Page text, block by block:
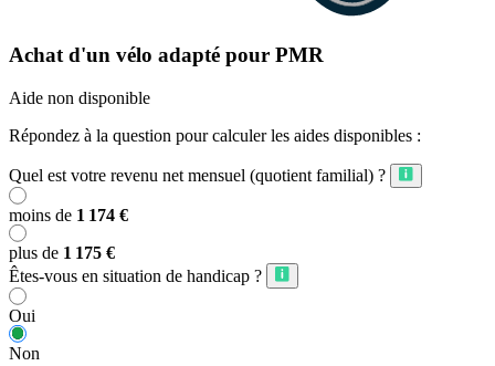
Achat d'un vélo adapté pour PMR
Aide non disponible
Répondez à la question pour calculer les aides disponibles :
Quel est votre revenu net mensuel (quotient familial) ?
moins de 1 174 €
plus de 1 175 €
Êtes-vous en situation de handicap ?
Oui
Non